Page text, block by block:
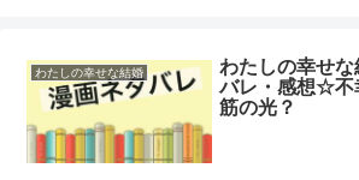
わたしの幸せな結婚
わたしの幸せ
バレ・感想☆不
筋の光？